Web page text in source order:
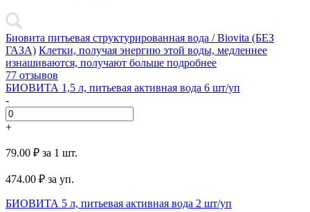
Биовита питьевая структурированная вода / Biovita (БЕЗ
ГАЗА) Клетки, получая энергию этой воды, медленнее
изнашиваются, получают больше подробнее
77 отзывов
БИОВИТА 1,5 л, питьевая активная вода 6 шт/уп
-
+
79.00 ₽ за 1 шт.
474.00 ₽ за уп.
БИОВИТА 5 л, питьевая активная вода 2 шт/уп